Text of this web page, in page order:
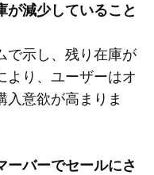
が減少していること
で示し、残り在庫が
より、ユーザーはオ
入意欲が高まりま
ーバーでセールにさ